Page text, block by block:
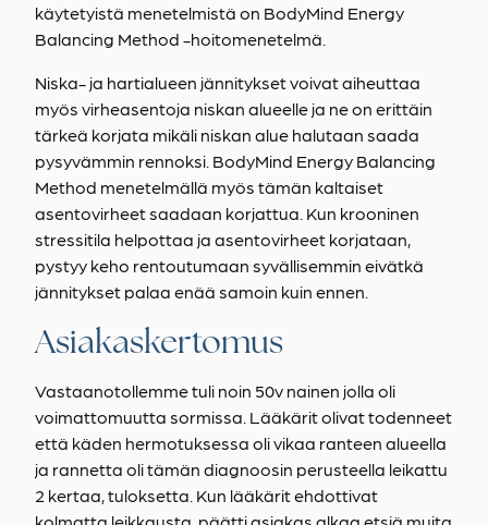
käytetyistä menetelmistä on BodyMind Energy
Balancing Method -hoitomenetelmä.
Niska- ja hartialueen jännitykset voivat aiheuttaa
myös virheasentoja niskan alueelle ja ne on erittäin
tärkeä korjata mikäli niskan alue halutaan saada
pysyvämmin rennoksi. BodyMind Energy Balancing
Method menetelmällä myös tämän kaltaiset
asentovirheet saadaan korjattua. Kun krooninen
stressitila helpottaa ja asentovirheet korjataan,
pystyy keho rentoutumaan syvällisemmin eivätkä
jännitykset palaa enää samoin kuin ennen.
Asiakaskertomus
Vastaanotollemme tuli noin 50v nainen jolla oli
voimattomuutta sormissa. Lääkärit olivat todenneet
että käden hermotuksessa oli vikaa ranteen alueella
ja rannetta oli tämän diagnoosin perusteella leikattu
2 kertaa, tuloksetta. Kun lääkärit ehdottivat